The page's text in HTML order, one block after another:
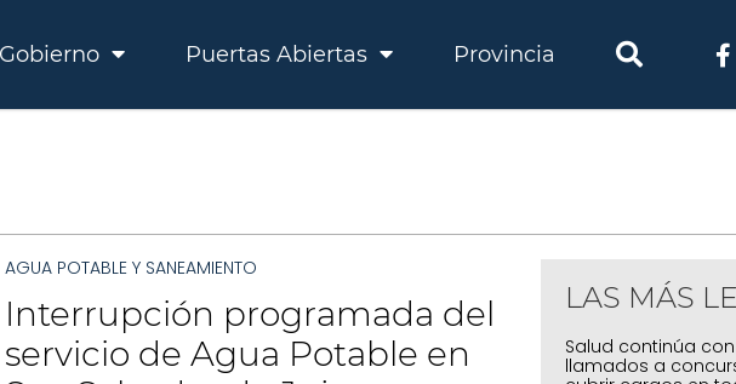
Gobierno Puertas Abiertas Provincia
AGUA POTABLE Y SANEAMIENTO
Interrupción programada del
servicio de Agua Potable en
LAS MÁS
Salud continúa con
llamados a